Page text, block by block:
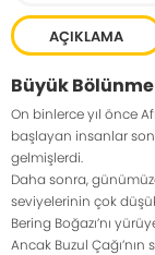
AÇIKLAMA
Büyük Bölünme
On binlerce yıl önce
başlayan insanlar son
gelmişlerdi.
Daha sonra,
seviyelerinin çok
Bering Boğazı’nı
Ancak Buzul